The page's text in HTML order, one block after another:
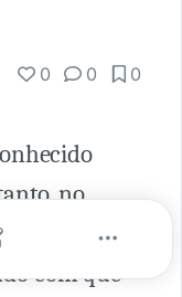
0 0 0
no
do
com que